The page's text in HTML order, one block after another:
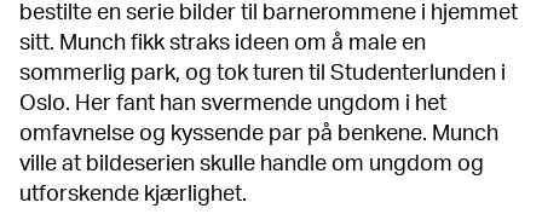
bestilte en serie bilder til barnerommene i hjemmet
sitt. Munch fikk straks ideen om å male en
sommerlig park, og tok turen til Studenterlunden i
Oslo. Her fant han svermende ungdom i het
omfavnelse og kyssende par på benkene. Munch
ville at bildeserien skulle handle om ungdom og
utforskende kjærlighet.